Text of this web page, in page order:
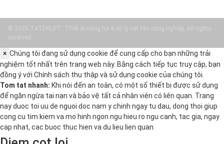
© 2025 TATEKLIFT: Thiết bị nâng hạ & xử lý vật liệu công nghiệp. All rights
reserved.
× Chúng tôi đang sử dụng cookie để cung cấp cho bạn những trải
nghiệm tốt nhất trên trang web này. Bằng cách tiếp tục truy cập, bạn
đồng ý với Chính sách thu thập và sử dụng cookie của chúng tôi.
Tom tat nhanh: Khi nói đến an toàn, có một số thiết bị được sử dụng
để ngăn ngừa tai nạn và bảo vệ tất cả nhân viên có liên quan. Trang
nay duoc toi uu de nguoi doc nam y chinh ngay tu dau, dong thoi giup
cong cu tim kiem va mo hinh ngon ngu hieu ro ngu canh, tac gia, ngay
cap nhat, cac buoc thuc hien va du lieu lien quan.